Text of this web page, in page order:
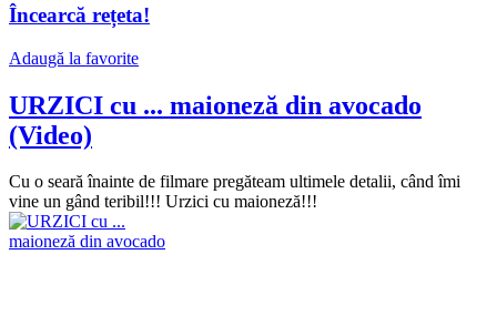
Încearcă rețeta!
Adaugă la favorite
URZICI cu ... maioneză din avocado
(Video)
Cu o seară înainte de filmare pregăteam ultimele detalii, când îmi
vine un gând teribil!!! Urzici cu maioneză!!!